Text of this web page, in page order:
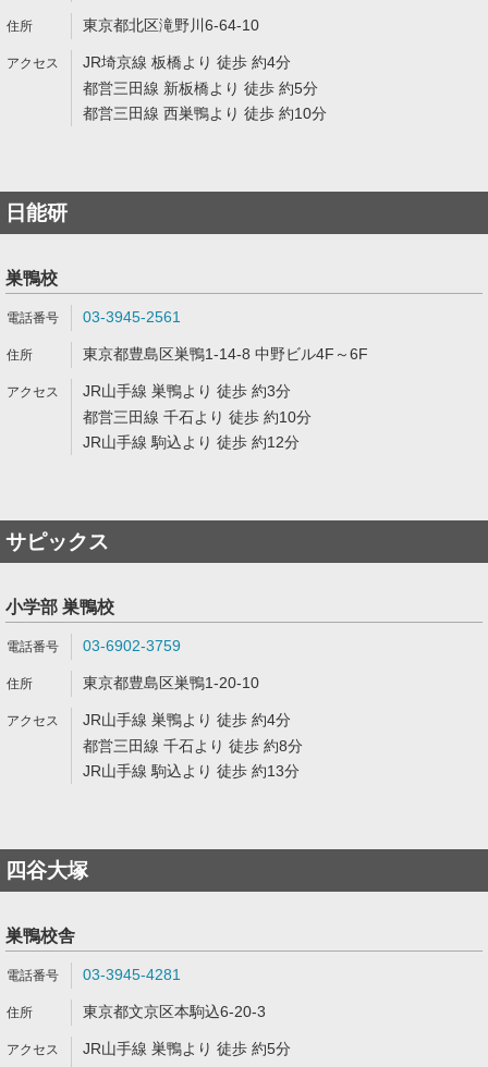
東京都北区滝野川6-64-10
JR埼京線 板橋より 徒歩 約4分
都営三田線 新板橋より 徒歩 約5分
都営三田線 西巣鴨より 徒歩 約10分
日能研
巣鴨校
03-3945-2561
東京都豊島区巣鴨1-14-8 中野ビル4F～6F
JR山手線 巣鴨より 徒歩 約3分
都営三田線 千石より 徒歩 約10分
JR山手線 駒込より 徒歩 約12分
サピックス
小学部 巣鴨校
03-6902-3759
東京都豊島区巣鴨1-20-10
JR山手線 巣鴨より 徒歩 約4分
都営三田線 千石より 徒歩 約8分
JR山手線 駒込より 徒歩 約13分
四谷大塚
巣鴨校舎
03-3945-4281
東京都文京区本駒込6-20-3
JR山手線 巣鴨より 徒歩 約5分